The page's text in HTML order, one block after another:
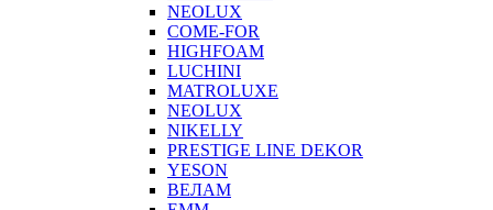
NEOLUX
COME-FOR
HIGHFOAM
LUCHINI
MATROLUXE
NEOLUX
NIKELLY
PRESTIGE LINE DEKOR
YESON
ВЕЛАМ